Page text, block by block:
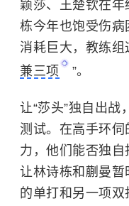
颖莎、王楚钦在
栋今年也饱受伤病
消耗巨大，教练组
兼三项
”。
让“莎头”独自出战
测试。在高手环
力，他们能否独自
让林诗栋和蒯曼暂
的单打和另一项